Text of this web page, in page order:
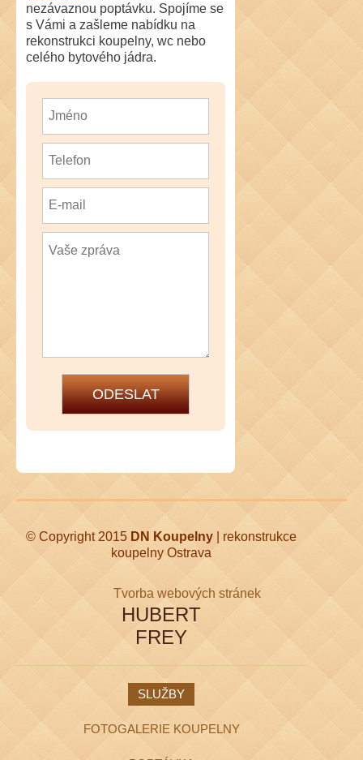
nezávaznou poptávku. Spojíme se
s Vámi a zašleme nabídku na
rekonstrukci koupelny, wc nebo
celého bytového jádra.
© Copyright 2015 DN Koupelny | rekonstrukce
koupelny Ostrava
Tvorba webových stránek
HUBERT
FREY
SLUŽBY
FOTOGALERIE KOUPELNY